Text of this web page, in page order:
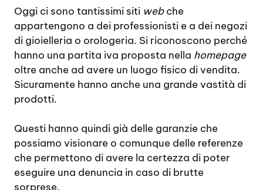
Oggi ci sono tantissimi siti webche
appartengono a dei professionisti e a dei negozi
di gioielleria o orologeria. Si riconoscono perché
hanno una partita iva proposta nella homepage
oltre anche ad avere un luogo fisico di vendita.
Sicuramente hanno anche una grande vastità di
prodotti.
Questi hanno quindi già delle garanzie che
possiamo visionare o comunque delle referenze
che permettono di avere la certezza di poter
eseguire una denuncia in caso di brutte
sorprese.